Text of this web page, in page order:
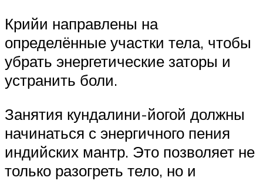
Крийи направлены на
определённые участки тела, чтобы
убрать энергетические заторы и
устранить боли.
Занятия кундалини-йогой должны
начинаться с энергичного пения
индийских мантр. Это позволяет не
только разогреть тело, но и